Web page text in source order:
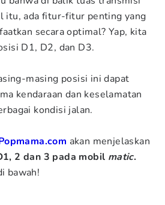
itu, ada fitur-fitur penting yang
secara optimal? Yap, kita
D1, D2, dan D3.
masing posisi ini dapat
kendaraan dan keselamatan
kondisi jalan.
akan menjelaskan
2 dan 3 pada mobil matic.
bawah!